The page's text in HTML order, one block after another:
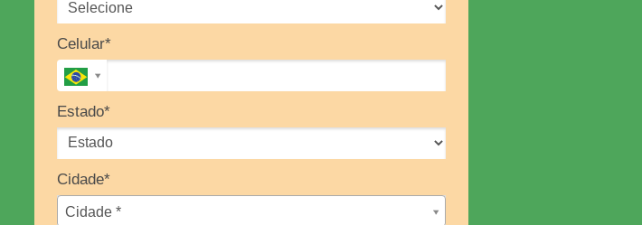
Celular*
Estado*
Cidade*
Cidade *
Cidade*